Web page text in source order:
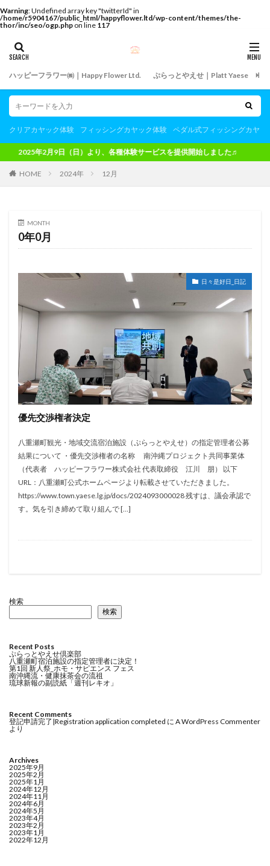
Warning: Undefined array key "twitterId" in
/home/r5904167/public_html/happyflower.ltd/wp-content/themes/the-
thor/inc/seo/ogp.php on line 117
ハッピーフラワー㈱｜Happy Flower Ltd. ぷらっとやえせ｜Platt Yaese
クリアカヤック体験 フィッシングカヤック体験 ペダル式フィッシングカヤッ
2025年2月9日（日）より、各種体験サービスを提供開始しました♬
HOME 2024年 12月
MONTH
0年0月
日々是好日_日記
優先交渉権者決定
八重瀬町観光・地域交流宿泊施設（ぷらっとやえせ）の指定管理者公募
結果について ・優先交渉権者の名称 南沖縄プロジェクト共同事業体
（代表者 ハッピーフラワー株式会社 代表取締役 江川 朋） 以下
URL：八重瀬町公式ホームページより転載させていただきました。
https://www.town.yaese.lg.jp/docs/2024093000028 残すは、議会承認で
す。気を引き締めて取り組んで […]
検索
検索
Recent Posts
ぷらっとやえせ倶楽部
八重瀬町宿泊施設の指定管理者に決定！
第1回 新人祭_ホモ・サピエンス フェス
南沖縄流・健康抹茶会の流祖
琉球新報の副読紙「週刊レキオ」
Recent Comments
登記申請完了|Registration application completed に A WordPress Commenter
より
Archives
2025年9月
2025年2月
2025年1月
2024年12月
2024年11月
2024年6月
2024年5月
2023年4月
2023年2月
2023年1月
2022年12月